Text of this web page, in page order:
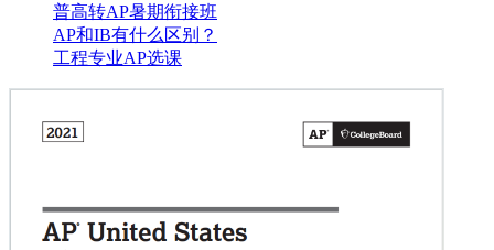
普高转AP暑期衔接班
AP和IB有什么区别？
工程专业AP选课